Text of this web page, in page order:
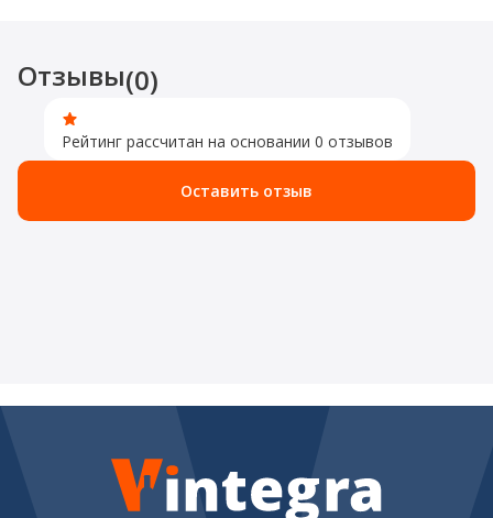
Отзывы(0)
Рейтинг рассчитан на основании 0 отзывов
Оставить отзыв